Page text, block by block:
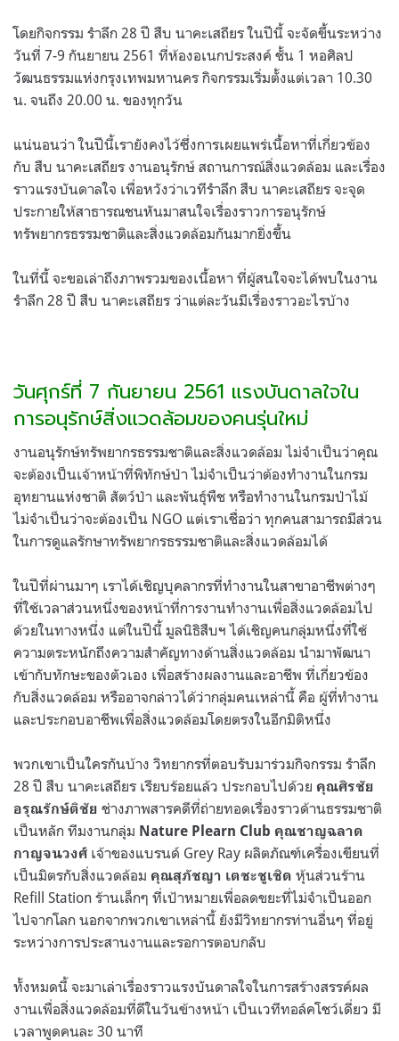
โดยกิจกรรม รำลึก 28 ปี สืบ นาคะเสถียร ในปีนี้ จะจัดขึ้นระหว่าง
วันที่ 7-9 กันยายน 2561 ที่ห้องอเนกประสงค์ ชั้น 1 หอศิลป
วัฒนธรรมแห่งกรุงเทพมหานคร กิจกรรมเริ่มตั้งแต่เวลา 10.30
น. จนถึง 20.00 น. ของทุกวัน
แน่นอนว่า ในปีนี้เรายังคงไว้ซึ่งการเผยแพร่เนื้อหาที่เกี่ยวข้อง
กับ สืบ นาคะเสถียร งานอนุรักษ์ สถานการณ์สิ่งแวดล้อม และเรื่อง
ราวแรงบันดาลใจ เพื่อหวังว่าเวทีรำลึก สืบ นาคะเสถียร จะจุด
ประกายให้สาธารณชนหันมาสนใจเรื่องราวการอนุรักษ์
ทรัพยากรธรรมชาติและสิ่งแวดล้อมกันมากยิ่งขึ้น
ในที่นี้ จะขอเล่าถึงภาพรวมของเนื้อหา ที่ผู้สนใจจะได้พบในงาน
รำลึก 28 ปี สืบ นาคะเสถียร ว่าแต่ละวันมีเรื่องราวอะไรบ้าง
วันศุกร์ที่ 7 กันยายน 2561 แรงบันดาลใจใน
การอนุรักษ์สิ่งแวดล้อมของคนรุ่นใหม่
งานอนุรักษ์ทรัพยากรธรรมชาติและสิ่งแวดล้อม ไม่จำเป็นว่าคุณ
จะต้องเป็นเจ้าหน้าที่พิทักษ์ป่า ไม่จำเป็นว่าต้องทำงานในกรม
อุทยานแห่งชาติ สัตว์ป่า และพันธุ์พืช หรือทำงานในกรมป่าไม้
ไม่จำเป็นว่าจะต้องเป็น NGO แต่เราเชื่อว่า ทุกคนสามารถมีส่วน
ในการดูแลรักษาทรัพยากรธรรมชาติและสิ่งแวดล้อมได้
ในปีที่ผ่านมาๆ เราได้เชิญบุคลากรที่ทำงานในสาขาอาชีพต่างๆ
ที่ใช้เวลาส่วนหนึ่งของหน้าที่การงานทำงานเพื่อสิ่งแวดล้อมไป
ด้วยในทางหนึ่ง แต่ในปีนี้ มูลนิธิสืบฯ ได้เชิญคนกลุ่มหนึ่งที่ใช้
ความตระหนักถึงความสำคัญทางด้านสิ่งแวดล้อม นำมาพัฒนา
เข้ากับทักษะของตัวเอง เพื่อสร้างผลงานและอาชีพ ที่เกี่ยวข้อง
กับสิ่งแวดล้อม หรืออาจกล่าวได้ว่ากลุ่มคนเหล่านี้ คือ ผู้ที่ทำงาน
และประกอบอาชีพเพื่อสิ่งแวดล้อมโดยตรงในอีกมิติหนึ่ง
พวกเขาเป็นใครกันบ้าง วิทยากรที่ตอบรับมาร่วมกิจกรรม รำลึก
28 ปี สืบ นาคะเสถียร เรียบร้อยแล้ว ประกอบไปด้วย คุณศิรชัย
อรุณรักษ์ติชัย ช่างภาพสารคดีที่ถ่ายทอดเรื่องราวด้านธรรมชาติ
เป็นหลัก ทีมงานกลุ่ม Nature Plearn Club คุณชาญฉลาด
กาญจนวงศ์ เจ้าของแบรนด์ Grey Ray ผลิตภัณฑ์เครื่องเขียนที่
เป็นมิตรกับสิ่งแวดล้อม คุณสุภัชญา เตชะชูเชิด หุ้นส่วนร้าน
Refill Station ร้านเล็กๆ ที่เป้าหมายเพื่อลดขยะที่ไม่จำเป็นออก
ไปจากโลก นอกจากพวกเขาเหล่านี้ ยังมีวิทยากรท่านอื่นๆ ที่อยู่
ระหว่างการประสานงานและรอการตอบกลับ
ทั้งหมดนี้ จะมาเล่าเรื่องราวแรงบันดาลใจในการสร้างสรรค์ผล
งานเพื่อสิ่งแวดล้อมที่ดีในวันข้างหน้า เป็นเวทีทอล์คโชว์เดี่ยว มี
เวลาพูดคนละ 30 นาที